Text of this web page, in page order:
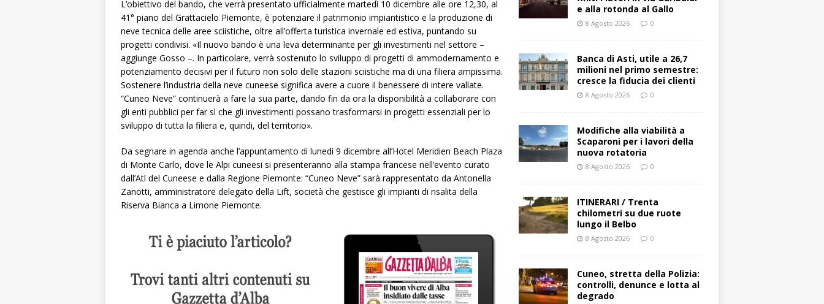
L’obiettivo del bando, che verrà presentato ufficialmente martedì 10 dicembre alle ore 12,30, al
41° piano del Grattacielo Piemonte, è potenziare il patrimonio impiantistico e la produzione di
neve tecnica delle aree sciistiche, oltre all’offerta turistica invernale ed estiva, puntando su
progetti condivisi. «Il nuovo bando è una leva determinante per gli investimenti nel settore –
aggiunge Gosso –. In particolare, verrà sostenuto lo sviluppo di progetti di ammodernamento e
potenziamento decisivi per il futuro non solo delle stazioni sciistiche ma di una filiera ampissima.
Sostenere l’industria della neve cuneese significa avere a cuore il benessere di intere vallate.
“Cuneo Neve” continuerà a fare la sua parte, dando fin da ora la disponibilità a collaborare con
gli enti pubblici per far sì che gli investimenti possano trasformarsi in progetti essenziali per lo
sviluppo di tutta la filiera e, quindi, del territorio».
Da segnare in agenda anche l’appuntamento di lunedì 9 dicembre all’Hotel Meridien Beach Plaza
di Monte Carlo, dove le Alpi cuneesi si presenteranno alla stampa francese nell’evento curato
dall’Atl del Cuneese e dalla Regione Piemonte: “Cuneo Neve” sarà rappresentato da Antonella
Zanotti, amministratore delegato della Lift, società che gestisce gli impianti di risalita della
Riserva Bianca a Limone Piemonte.
e alla rotonda al Gallo
8 Agosto 2026 0
Banca di Asti, utile a 26,7
milioni nel primo semestre:
cresce la fiducia dei clienti
8 Agosto 2026 0
Modifiche alla viabilità a
Scaparoni per i lavori della
nuova rotatoria
8 Agosto 2026 0
ITINERARI / Trenta
chilometri su due ruote
lungo il Belbo
8 Agosto 2026 0
Cuneo, stretta della Polizia:
controlli, denunce e lotta al
degrado